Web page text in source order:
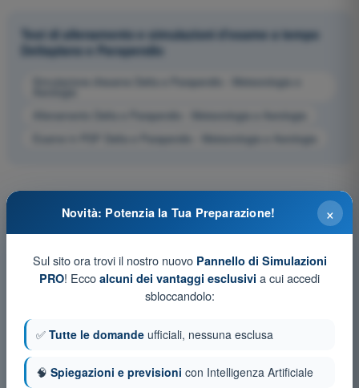
Test di allenamento e simulazioni d'esame a tempo
Deltaplano e Parapendio
Simulazione d'esame Delta e Parapendio - Meteorologia e
Allenamento Delta e Parapendio - Meteorologia e Aerologia
Esame in PDF Delta e Parapendio - Meteorologia e Aerologia
×
Novità: Potenzia la Tua Preparazione!
Sul sito ora trovi il nostro nuovo Pannello di Simulazioni
PRO! Ecco alcuni dei vantaggi esclusivi a cui accedi
sbloccandolo:
✅ Tutte le domande ufficiali, nessuna esclusa
🧠 Spiegazioni e previsioni con Intelligenza Artificiale